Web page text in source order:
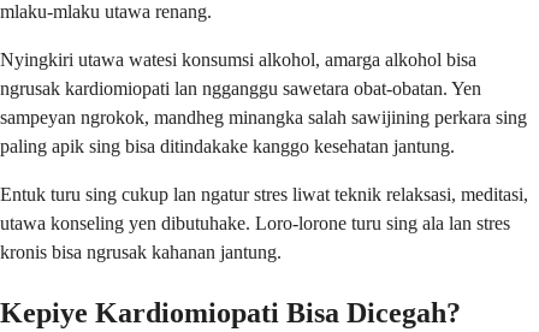
mlaku-mlaku utawa renang.
Nyingkiri utawa watesi konsumsi alkohol, amarga alkohol bisa
ngrusak kardiomiopati lan ngganggu sawetara obat-obatan. Yen
sampeyan ngrokok, mandheg minangka salah sawijining perkara sing
paling apik sing bisa ditindakake kanggo kesehatan jantung.
Entuk turu sing cukup lan ngatur stres liwat teknik relaksasi, meditasi,
utawa konseling yen dibutuhake. Loro-lorone turu sing ala lan stres
kronis bisa ngrusak kahanan jantung.
Kepiye Kardiomiopati Bisa Dicegah?